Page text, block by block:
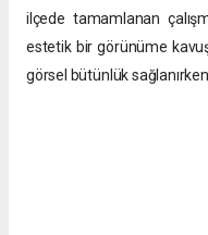
ilçede tamamlanan
estetik bir görünüme
görsel bütünlük